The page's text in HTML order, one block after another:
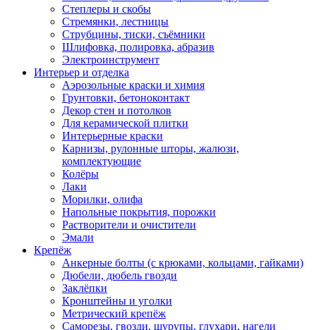
Степлеры и скобы
Стремянки, лестницы
Струбцины, тиски, съёмники
Шлифовка, полировка, абразив
Электроинструмент
Интерьер и отделка
Аэрозольные краски и химия
Грунтовки, бетоноконтакт
Декор стен и потолков
Для керамической плитки
Интерьерные краски
Карнизы, рулонные шторы, жалюзи,
комплектующие
Колёры
Лаки
Морилки, олифа
Напольные покрытия, порожки
Растворители и очистители
Эмали
Крепёж
Анкерные болты (с крюками, кольцами, гайками)
Дюбели, дюбель гвозди
Заклёпки
Кронштейны и уголки
Метрический крепёж
Саморезы, гвозди, шурупы, глухари, нагели